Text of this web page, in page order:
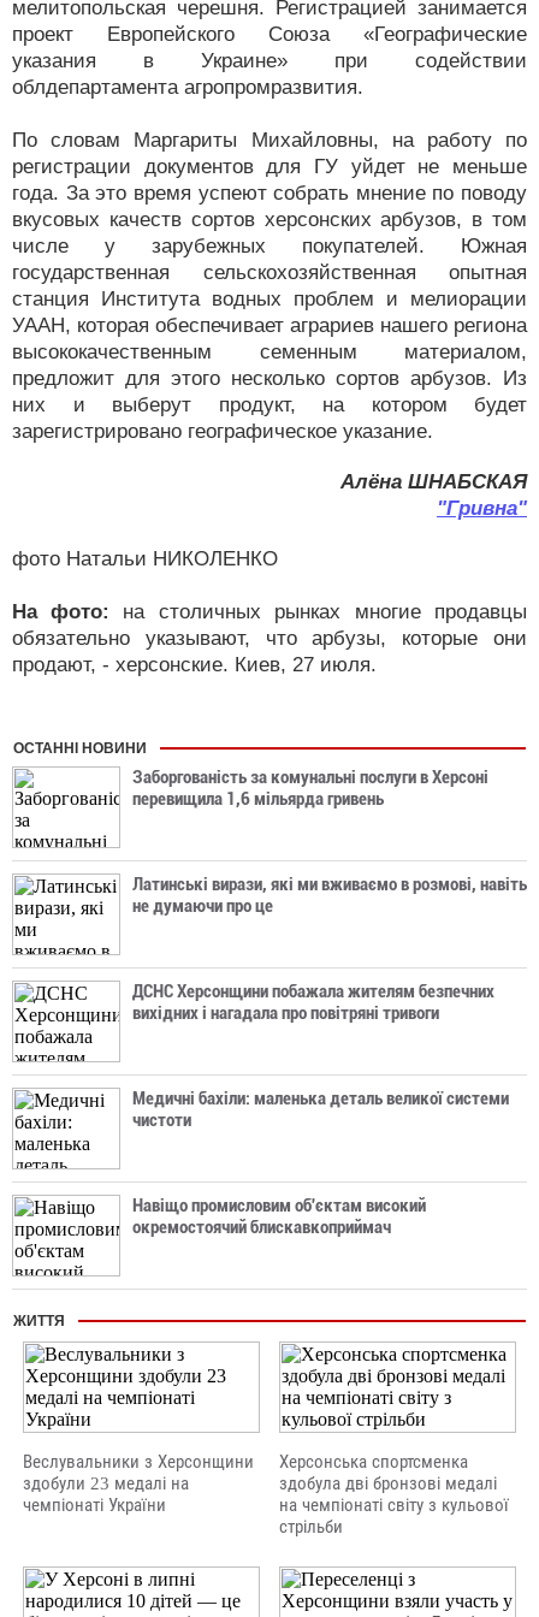
мелитопольская черешня. Регистрацией занимается
проект Европейского Союза «Географические
указания в Украине» при содействии
облдепартамента агропромразвития.
По словам Маргариты Михайловны, на работу по
регистрации документов для ГУ уйдет не меньше
года. За это время успеют собрать мнение по поводу
вкусовых качеств сортов херсонских арбузов, в том
числе у зарубежных покупателей. Южная
государственная сельскохозяйственная опытная
станция Института водных проблем и мелиорации
УААН, которая обеспечивает аграриев нашего региона
высококачественным семенным материалом,
предложит для этого несколько сортов арбузов. Из
них и выберут продукт, на котором будет
зарегистрировано географическое указание.
Алёна ШНАБСКАЯ
"Гривна"
фото Натальи НИКОЛЕНКО
На фото:
на столичных рынках многие продавцы
обязательно указывают, что арбузы, которые они
продают, - херсонские. Киев, 27 июля.
ОСТАННІ НОВИНИ
Заборгованість за комунальні послуги в Херсоні
перевищила 1,6 мільярда гривень
Латинські вирази, які ми вживаємо в розмові, навіть
не думаючи про це
ДСНС Херсонщини побажала жителям безпечних
вихідних і нагадала про повітряні тривоги
Медичні бахіли: маленька деталь великої системи
чистоти
Навіщо промисловим об'єктам високий
окремостоячий блискавкоприймач
ЖИТТЯ
Веслувальники з Херсонщини
здобули 23 медалі на
чемпіонаті України
Херсонська спортсменка
здобула дві бронзові медалі
на чемпіонаті світу з кульової
стрільби